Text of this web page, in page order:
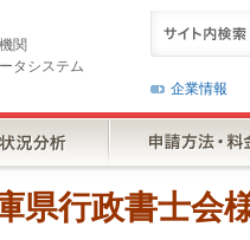
関
タシステム
企業情報
行政書士会